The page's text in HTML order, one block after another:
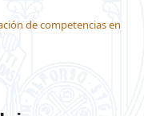
de competencias en